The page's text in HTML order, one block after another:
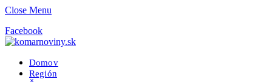
Close Menu
Facebook
Domov
Región